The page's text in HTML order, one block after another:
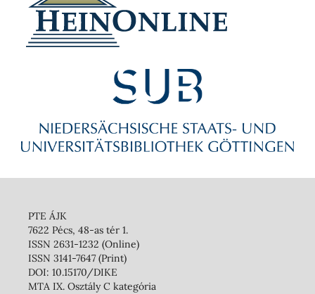
PTE ÁJK
7622 Pécs, 48-as tér 1.
ISSN 2631-1232 (Online)
ISSN 3141-7647 (Print)
DOI: 10.15170/DIKE
MTA IX. Osztály C kategória